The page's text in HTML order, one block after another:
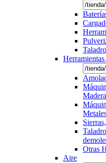
Madera
Otras
Aire